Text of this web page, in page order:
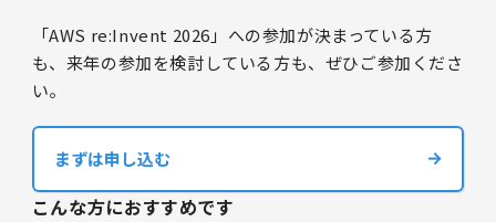
「AWS re:Invent 2026」への参加が決まっている方
も、来年の参加を検討している方も、ぜひご参加くださ
い。
まずは申し込む
こんな方におすすめです